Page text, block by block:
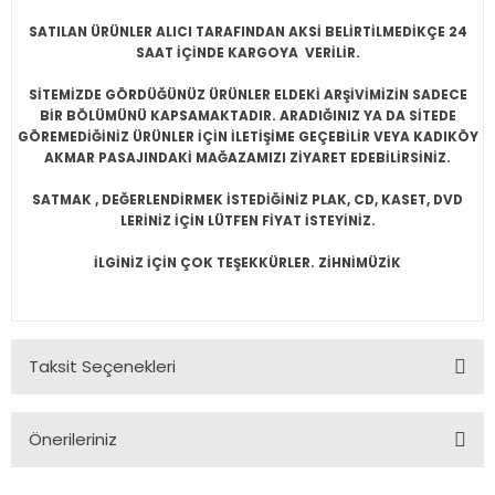
SATILAN ÜRÜNLER ALICI TARAFINDAN AKSİ BELİRTİLMEDİKÇE 24
SAAT İÇİNDE KARGOYA VERİLİR.
SİTEMİZDE GÖRDÜĞÜNÜZ ÜRÜNLER ELDEKİ ARŞİVİMİZİN SADECE
BİR BÖLÜMÜNÜ KAPSAMAKTADIR. ARADIĞINIZ YA DA SİTEDE
GÖREMEDİĞİNİZ ÜRÜNLER İÇİN İLETİŞİME GEÇEBİLİR VEYA KADIKÖY
AKMAR PASAJINDAKİ MAĞAZAMIZI ZİYARET EDEBİLİRSİNİZ.
SATMAK , DEĞERLENDİRMEK İSTEDİĞİNİZ PLAK, CD, KASET, DVD
LERİNİZ İÇİN LÜTFEN FİYAT İSTEYİNİZ.
İLGİNİZ İÇİN ÇOK TEŞEKKÜRLER. ZİHNİMÜZİK
Taksit Seçenekleri
Önerileriniz